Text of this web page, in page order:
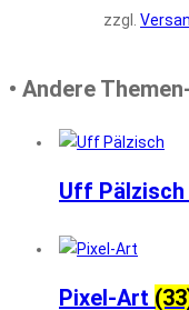
zzgl.
• Andere
Uff Pälzisch
Pixel-Art